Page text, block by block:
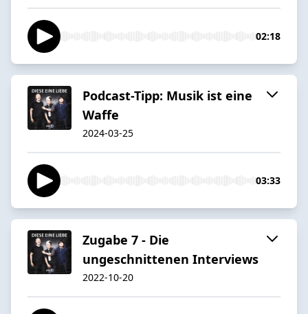
02:18
Podcast-Tipp: Musik ist eine
Waffe
2024-03-25
03:33
Zugabe 7 - Die
ungeschnittenen Interviews
2022-10-20